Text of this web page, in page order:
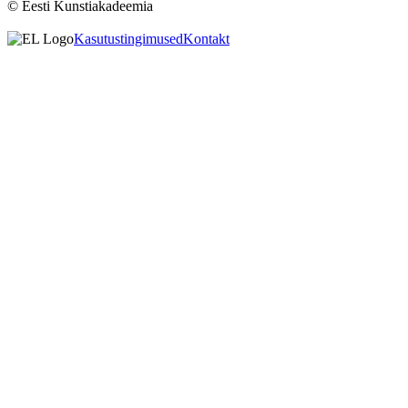
© Eesti Kunstiakadeemia
KasutustingimusedKontakt